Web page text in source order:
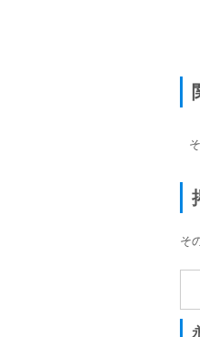
そ